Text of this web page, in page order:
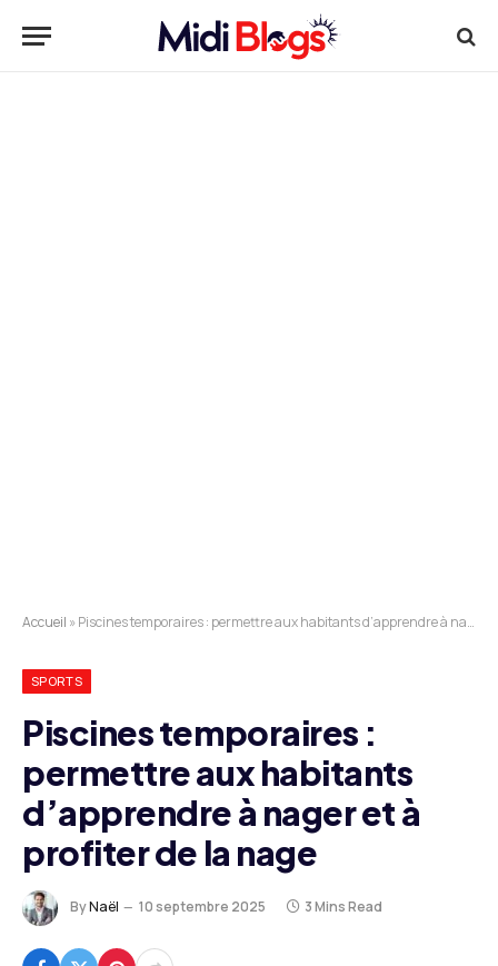
Accueil »Piscines temporaires : permettre aux habitants d’apprendre à nager et à profiter de la nage
SPORTS
Piscines temporaires :
permettre aux habitants
d’apprendre à nager et à
profiter de la nage
ByNaël 10 septembre 2025 3 Mins Read